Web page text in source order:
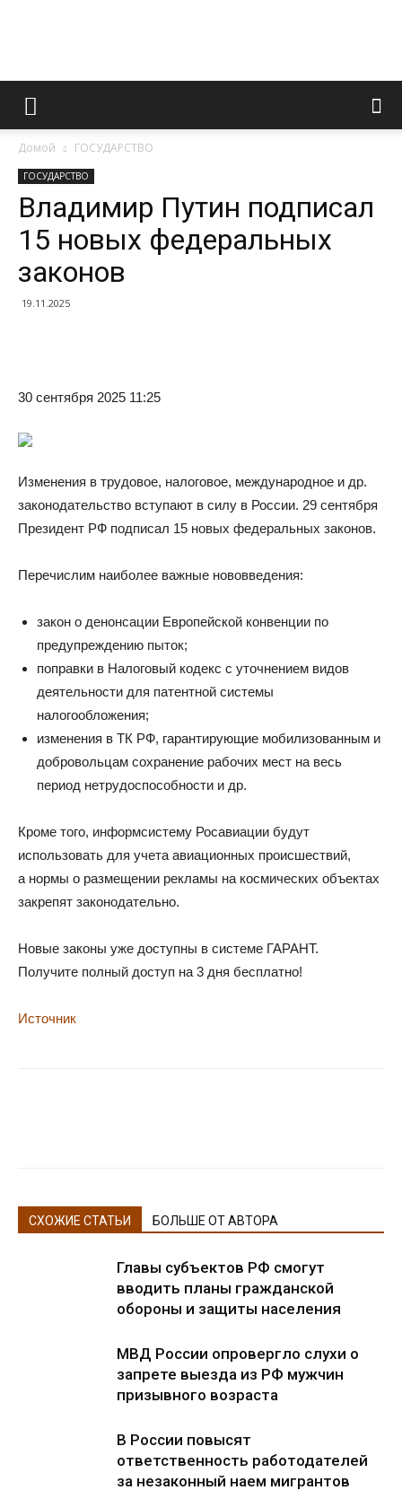
Информационно
портал
Домой ГОСУДАРСТВО
ГОСУДАРСТВО
Владимир Путин подписал
15 новых федеральных
законов
19.11.2025
30 сентября 2025 11:25
Изменения в трудовое, налоговое, международное и др.
законодательство вступают в силу в России. 29 сентября
Президент РФ подписал 15 новых федеральных законов.
Перечислим наиболее важные нововведения:
закон о денонсации Европейской конвенции по
предупреждению пыток;
поправки в Налоговый кодекс с уточнением видов
деятельности для патентной системы
налогообложения;
изменения в ТК РФ, гарантирующие мобилизованным и
добровольцам сохранение рабочих мест на весь
период нетрудоспособности и др.
Кроме того, информсистему Росавиации будут
использовать для учета авиационных происшествий,
а нормы о размещении рекламы на космических объектах
закрепят законодательно.
Новые законы уже доступны в системе ГАРАНТ.
Получите полный доступ на 3 дня бесплатно!
Источник
СХОЖИЕ СТАТЬИ БОЛЬШЕ ОТ АВТОРА
Главы субъектов РФ смогут
вводить планы гражданской
обороны и защиты населения
МВД России опровергло слухи о
запрете выезда из РФ мужчин
призывного возраста
В России повысят
ответственность работодателей
за незаконный наем мигрантов